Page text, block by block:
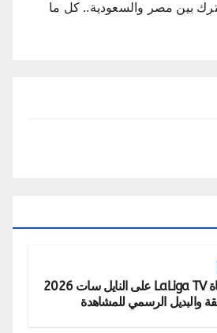
بين مصر والسعودية.. كل ما
تردد قناة LaLiga TV على النايل سات 2026
والبديل الرسمي للمشاهدة